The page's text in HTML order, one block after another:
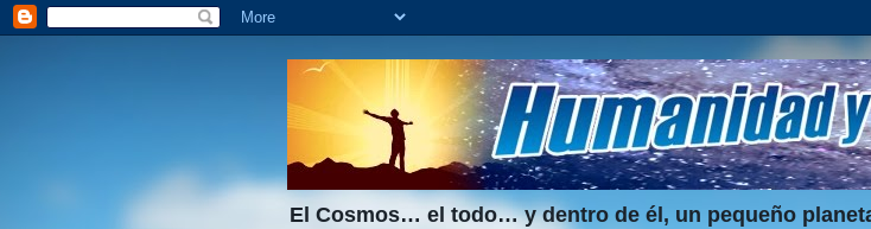
El Cosmos… el todo… y dentro de él, un pequeño